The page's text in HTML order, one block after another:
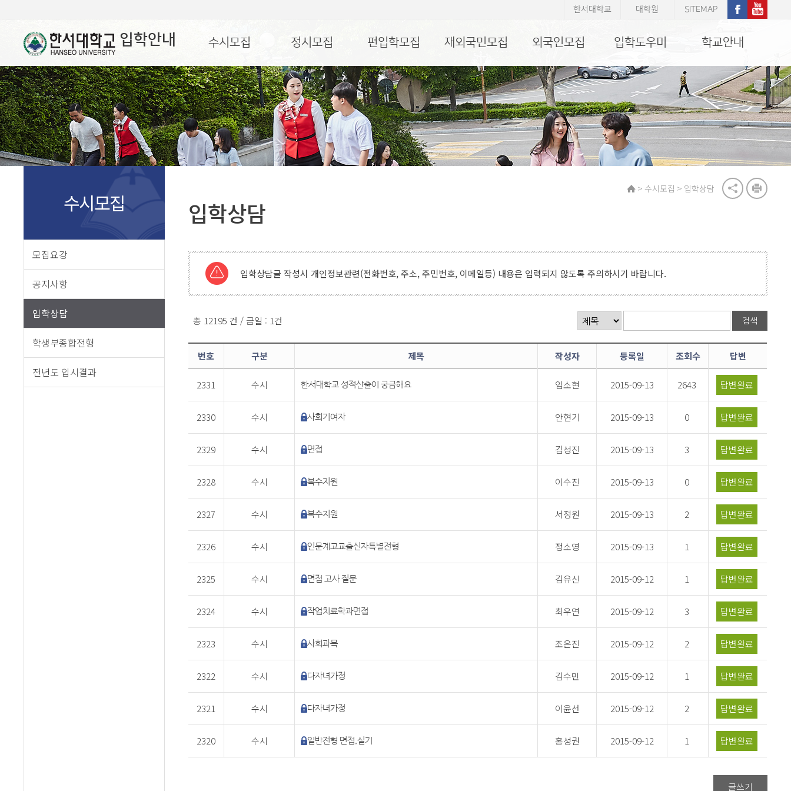
입학안내
한서대학교 대학원 SITEMAP
수시모집 정시모집 편입학모집 재외국민모집 외국인모집 입학도우미 학교안내
수시모집
모집요강
공지사항
입학상담
학생부종합전형
전년도 입시결과
> 수시모집 > 입학상담
입학상담
입학상담글 작성시 개인정보관련(전화번호, 주소, 주민번호, 이메일등) 내용은 입력되지 않도록 주의하시기 바랍니다.
총 12195 건 / 금일 : 1건
번호 구분 제목 작성자 등록일 조회수 답변
2331 수시 한서대학교 성적산출이 궁금해요 임소현 2015-09-13 2643 답변완료
2330 수시 사회기여자 안현기 2015-09-13 0 답변완료
2329 수시 면접 김성진 2015-09-13 3 답변완료
2328 수시 복수지원 이수진 2015-09-13 0 답변완료
2327 수시 복수지원 서정원 2015-09-13 2 답변완료
2326 수시 인문계고교출신자특별전형 정소영 2015-09-13 1 답변완료
2325 수시 면접 고사 질문 김유신 2015-09-12 1 답변완료
2324 수시 작업치료학과면접 최우연 2015-09-12 3 답변완료
2323 수시 사회과목 조은진 2015-09-12 2 답변완료
2322 수시 다자녀가정 김수민 2015-09-12 1 답변완료
2321 수시 다자녀가정 이윤선 2015-09-12 2 답변완료
2320 수시 일반전형 면접,실기 홍성권 2015-09-12 1 답변완료
글쓰기